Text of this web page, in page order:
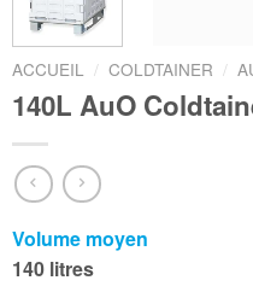
ACCUEIL / COLDTAINER /
140L AuO
Volume moyen
140 litres